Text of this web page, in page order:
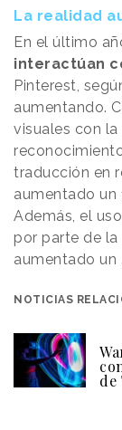
La realidad
En el último
interactúan
Pinterest,
aumentando.
visuales con
traducción en
aumentado un
Además, el
por parte de la
aumentado un
NOTICIAS
de